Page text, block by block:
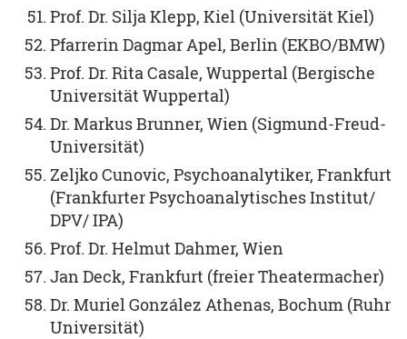
Prof. Dr. Silja Klepp, Kiel (Universität Kiel)
Pfarrerin Dagmar Apel, Berlin (EKBO/BMW)
Prof. Dr. Rita Casale, Wuppertal (Bergische
Universität Wuppertal)
Dr. Markus Brunner, Wien (Sigmund-Freud-
Universität)
Zeljko Cunovic, Psychoanalytiker, Frankfurt
(Frankfurter Psychoanalytisches Institut/
DPV/ IPA)
Prof. Dr. Helmut Dahmer, Wien
Jan Deck, Frankfurt (freier Theatermacher)
Dr. Muriel González Athenas, Bochum (Ruhr
Universität)